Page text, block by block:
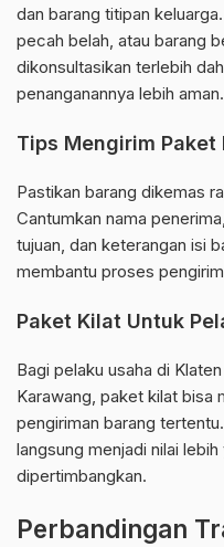
dan barang titipan
pecah belah, atau barang
dikonsultasikan terlebih
penanganannya lebih aman.
Tips Mengirim Paket
Pastikan barang dikemas
Cantumkan nama
tujuan, dan keterangan isi
membantu proses
Paket Kilat Untuk
Bagi pelaku usaha di
Karawang, paket kilat bisa
pengiriman barang
langsung menjadi nilai
dipertimbangkan.
Perbandingan